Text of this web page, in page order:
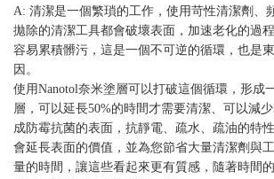
A: 清潔是一個繁瑣的工作，使用苛性清潔劑、
拋除的清潔工具都會破壞表面，加速老化的過
容易累積髒污，這是一個不可逆的循環，也是
因。
使用Nanotol奈米塗層可以打破這個循環，形成
層，可以延長50%的時間才需要清潔、可以減
成防霉抗菌的表面，抗靜電、疏水、疏油的特
會延長表面的價值，並為您節省大量清潔劑與
量的時間，讓這些看起來更有質感，隨著時間